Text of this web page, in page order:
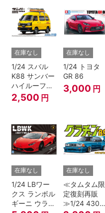
在庫なし
1/24 スバル
K88 サンバー
ハイルーフ
4WD '80
2,500 円
在庫なし
1/24 トヨタ
GR 86
3,000 円
在庫なし
1/24 LBワー
クス ランボル
ギーニ ウラカ
在庫なし
≪タムタム限
定復刻再販
≫1/24 430セ